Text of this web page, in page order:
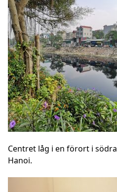
Centret låg i en förort i södra
Hanoi.